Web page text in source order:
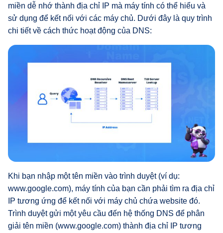
miền dễ nhớ thành địa chỉ IP mà máy tính có thể hiểu và
sử dụng để kết nối với các máy chủ. Dưới đây là quy trình
chi tiết về cách thức hoạt động của DNS:
Khi bạn nhập một tên miền vào trình duyệt (ví dụ:
www.google.com), máy tính của bạn cần phải tìm ra địa chỉ
IP tương ứng để kết nối với máy chủ chứa website đó.
Trình duyệt gửi một yêu cầu đến hệ thống DNS để phân
giải tên miền (www.google.com) thành địa chỉ IP tương